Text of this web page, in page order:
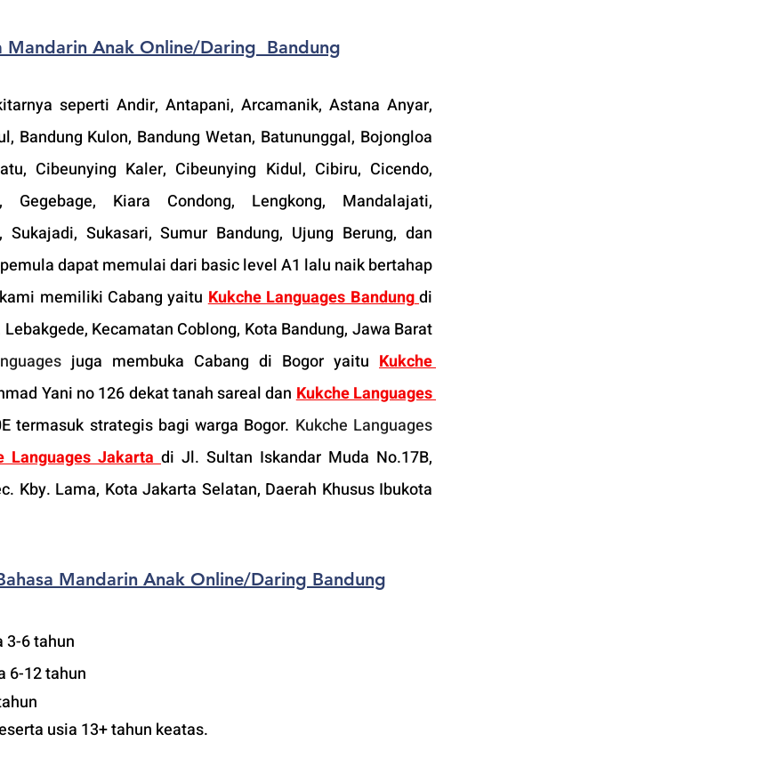
Mandarin Anak Online/Daring  Bandung
seperti Andir, Antapani, Arcamanik, Astana Anyar,
Bandung Kulon, Bandung Wetan, Batununggal, Bojongloa
Cibeunying Kaler, Cibeunying Kidul, Cibiru, Cicendo,
Gegebage, Kiara Condong, Lengkong, Mandalajati,
Sukajadi, Sukasari, Sumur Bandung, Ujung Berung, dan
dapat memulai dari basic level A1 lalu naik bertahap
memiliki Cabang yaitu Kukche Languages Bandung di
Kecamatan Coblong, Kota Bandung, Jawa Barat
juga membuka Cabang di Bogor yaitu Kukche
Yani no 126 dekat tanah sareal dan Kukche Languages
termasuk strategis bagi warga Bogor. Kukche Languages
Languages Jakarta di Jl. Sultan Iskandar Muda No.17B,
Kby. Lama, Kota Jakarta Selatan, Daerah Khusus Ibukota
Mandarin Anak Online/Daring Bandung
3-6 tahun
6-12 tahun
usia 13+ tahun keatas.